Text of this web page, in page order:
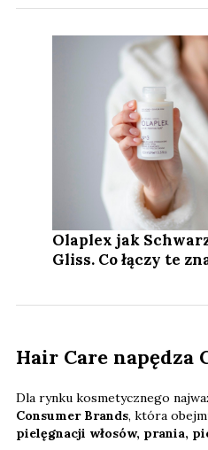
Olaplex jak
Gliss. Co łączy te
Hair Care napędza
Dla rynku kosmetycznego
Consumer Brands, która
pielęgnacji włosów, prania,